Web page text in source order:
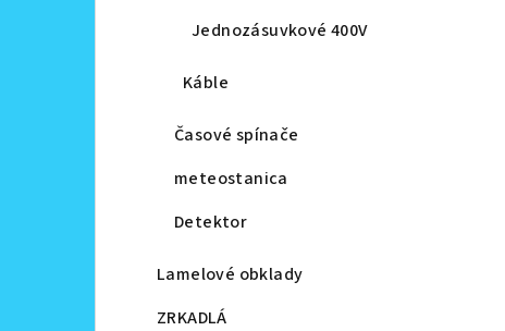
Jednozásuvkové 400V
Káble
Časové spínače
meteostanica
Detektor
Lamelové obklady
ZRKADLÁ